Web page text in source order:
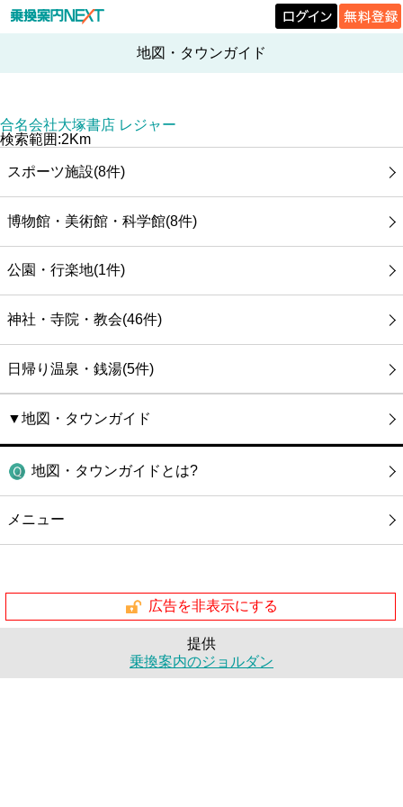
地図・タウンガイド
合名会社大塚書店 レジャー
検索範囲:2Km
スポーツ施設(8件)
博物館・美術館・科学館(8件)
公園・行楽地(1件)
神社・寺院・教会(46件)
日帰り温泉・銭湯(5件)
▼地図・タウンガイド
地図・タウンガイドとは?
メニュー
広告を非表示にする
提供
乗換案内のジョルダン